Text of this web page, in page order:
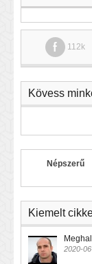
112k
Kövess
Népszerű
Kiemelt
2020-